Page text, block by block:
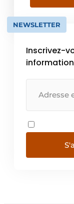
une
murs
doors.
NEWSLETTER
Inscrivez-